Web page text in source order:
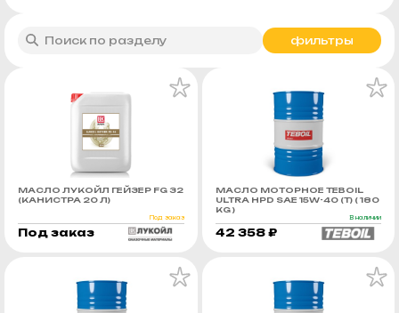
фильтры
МАСЛО ЛУКОЙЛ ГЕЙЗЕР FG 32
(КАНИСТРА 20 Л)
Под заказ
Под заказ
МАСЛО МОТОРНОЕ TEBOIL
ULTRA HPD SAE 15W-40 (Т) ( 180
KG )
В наличии
42 358 ₽